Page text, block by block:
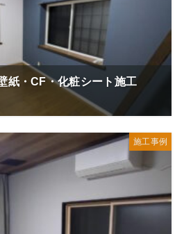
・CF・化粧シート施工
施工事例